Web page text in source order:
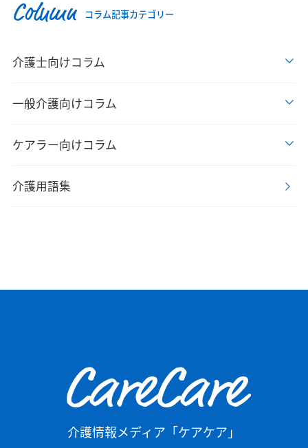
Column コラム記事カテゴリー
介護士向けコラム
一般介護向けコラム
ケアラー向けコラム
介護用語集
CareCare
介護情報メディア「ケアケア」